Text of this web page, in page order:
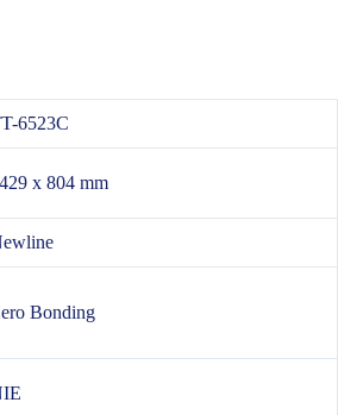
6523C
x 804 mm
Bonding